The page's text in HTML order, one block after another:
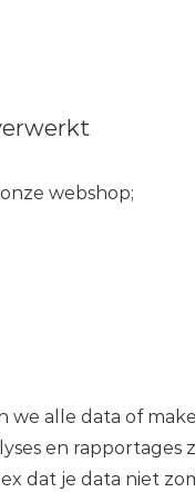
webshop;
we alle data of
en rapportages
dat je data niet